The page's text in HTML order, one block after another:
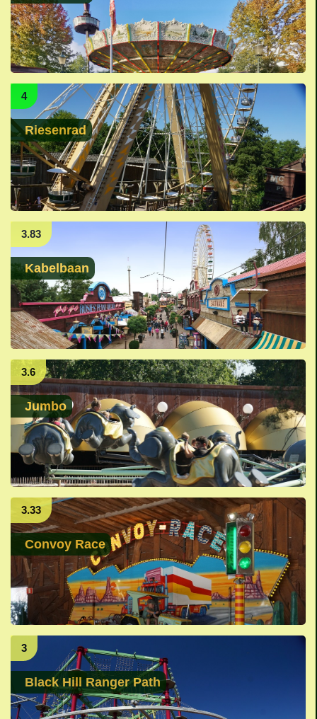
4
Riesenrad
3.83
Kabelbaan
3.6
Jumbo
3.33
Convoy Race
3
Black Hill Ranger Path